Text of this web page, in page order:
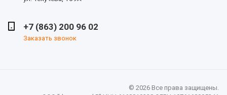
+7 (863) 200 96 02
Заказать звонок
© 2026 Все права защищены.